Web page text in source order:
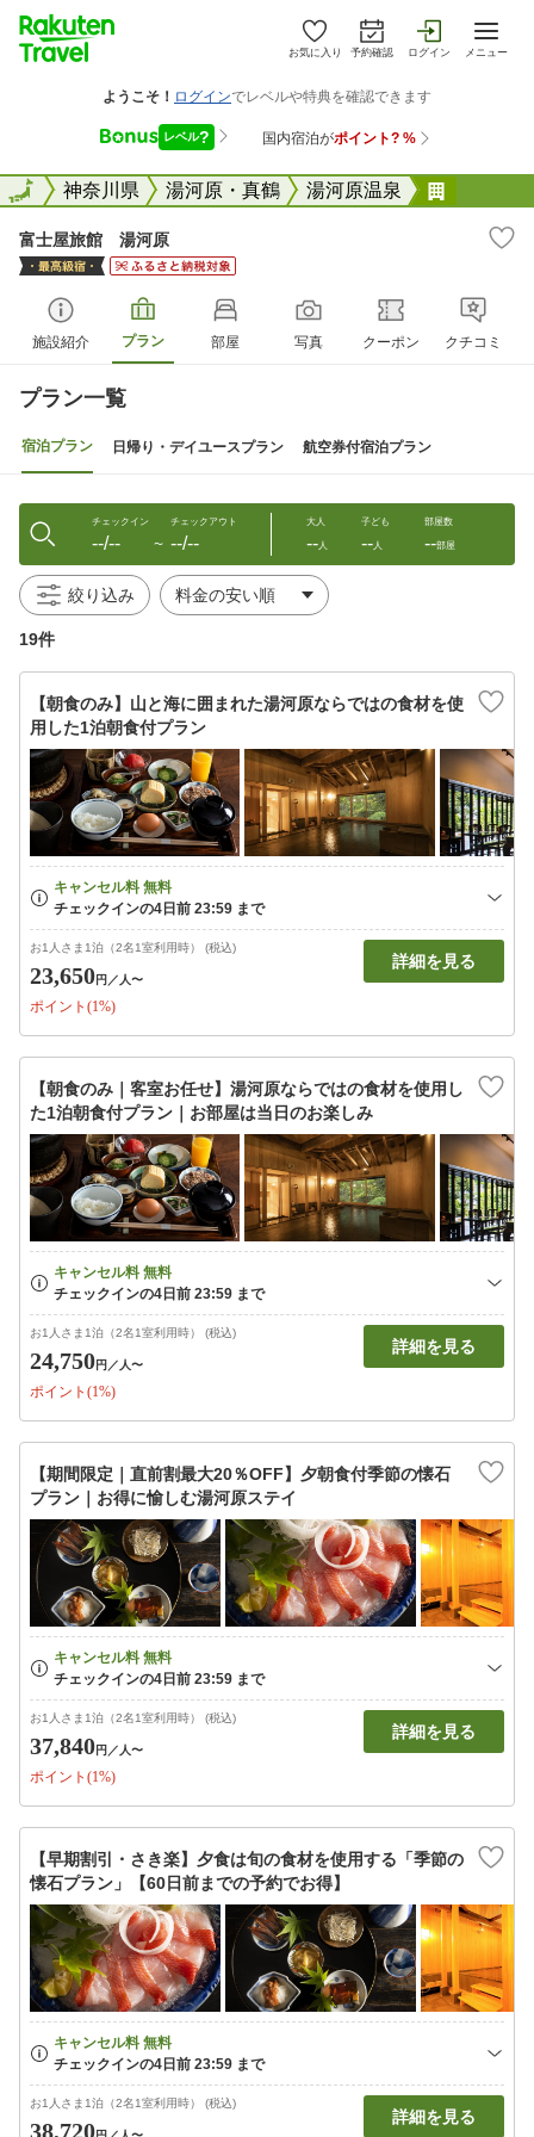
お気に入り 予約確認 ログイン メニュー
全国神奈川県 湯河原・真鶴 湯河原温泉
全国
富士屋旅館 湯河原
施設紹介 プラン 部屋 写真 クーポン クチコミ
プラン一覧
宿泊プラン 日帰り・デイユースプラン 航空券付宿泊プラン
チェックイン
--/-- 〜
チェックアウト
--/--
大人
--人
子ども
--人
部屋数
--部屋
絞り込み
19件
【朝食のみ】山と海に囲まれた湯河原ならではの食材を使
用した1泊朝食付プラン
お1人さま1泊（2名1室利用時） (税込)
23,650円 ／人〜
ポイント(1%)
詳細を見る
【朝食のみ｜客室お任せ】湯河原ならではの食材を使用し
た1泊朝食付プラン｜お部屋は当日のお楽しみ
お1人さま1泊（2名1室利用時） (税込)
24,750円 ／人〜
ポイント(1%)
詳細を見る
【期間限定｜直前割最大20％OFF】夕朝食付季節の懐石
プラン｜お得に愉しむ湯河原ステイ
お1人さま1泊（2名1室利用時） (税込)
37,840円 ／人〜
ポイント(1%)
詳細を見る
【早期割引・さき楽】夕食は旬の食材を使用する「季節の
懐石プラン」【60日前までの予約でお得】
お1人さま1泊（2名1室利用時） (税込)
38,720
詳細を見る